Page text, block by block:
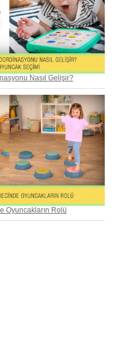
Nasıl Gelişir?
Oyuncakların Rolü